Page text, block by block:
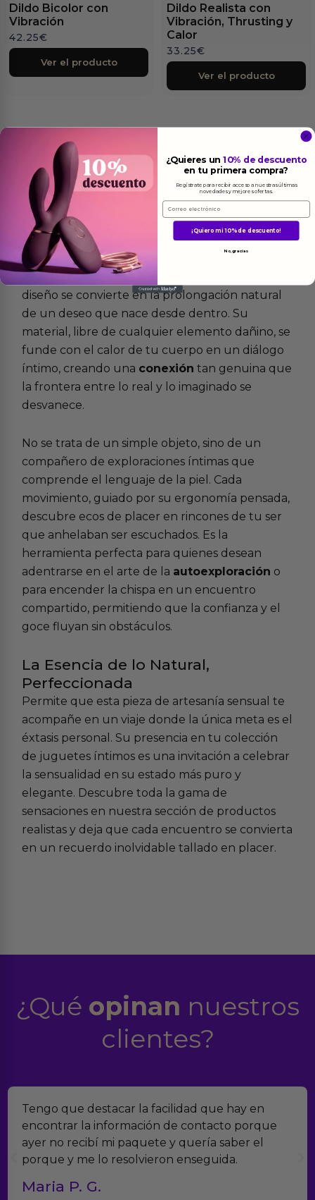
Dildo Bicolor con
Vibración
42.25€
Ver el producto
Dildo Realista con
Vibración, Thrusting y
Calor
33.25€
Ver el producto
Másinformacion
Hay un instante suspendido en el tiempo, justo
antes de que la piel despierte por completo,
donde todo es promesa. En ese espacio de
anticipación silenciosa, la curva sutil de su
diseño se convierte en la prolongación natural
de un deseo que nace desde dentro. Su
material, libre de cualquier elemento dañino, se
funde con el calor de tu cuerpo en un diálogo
íntimo, creando una conexión tan genuina que
la frontera entre lo real y lo imaginado se
desvanece.
No se trata de un simple objeto, sino de un
compañero de exploraciones íntimas que
comprende el lenguaje de la piel. Cada
movimiento, guiado por su ergonomía pensada,
descubre ecos de placer en rincones de tu ser
que anhelaban ser escuchados. Es la
herramienta perfecta para quienes desean
adentrarse en el arte de la autoexploración o
para encender la chispa en un encuentro
compartido, permitiendo que la confianza y el
goce fluyan sin obstáculos.
La Esencia de lo Natural,
Perfeccionada
Permite que esta pieza de artesanía sensual te
acompañe en un viaje donde la única meta es el
éxtasis personal. Su presencia en tu colección
de juguetes íntimos es una invitación a celebrar
la sensualidad en su estado más puro y
elegante. Descubre toda la gama de
sensaciones en nuestra sección de productos
realistas y deja que cada encuentro se convierta
en un recuerdo inolvidable tallado en placer.
¿Qué opinan nuestros
clientes?
Tengo que destacar la facilidad que hay en
encontrar la información de contacto porque
ayer no recibí mi paquete y quería saber el
porque y me lo resolvieron enseguida.
Maria P. G.
¿Quieres un10% de descuento
en tu primera compra?
Regístrate para recibir acceso a nuestras últimas
novedades y mejores ofertas.
Email
¡Quiero mi 10% de descuento!
No, gracias